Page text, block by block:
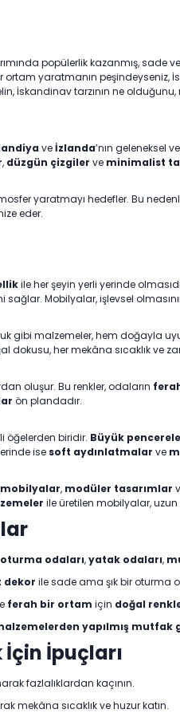
popülerlik kazanmış,
ortam yaratmanın peşindeyseniz,
İskandinav tarzının ne
veİzlanda’nın geleneksel
, düzgün çizgiler ve minimalist
yaratmayı hedefler. Bu
eder.
ile her şeyin yerli yerinde
Mobilyalar, işlevsel olmasının
gibi malzemeler, hem doğayla
her mekâna sıcaklık ve
oluşur. Bu renkler, odaların
ön plandadır.
öğelerden biridir. Büyük
ise soft aydınlatmalar ve
mobilyalar, modüler tasarımlar
ile üretilen mobilyalar, uzun
oturma odaları,yatak odaları,
dekor ile sade ama şık bir oturma
ferah bir ortam için doğal
yapılmış mutfak
İpuçları
fazlalıklardan kaçının.
mekâna sıcaklık ve huzur katın.